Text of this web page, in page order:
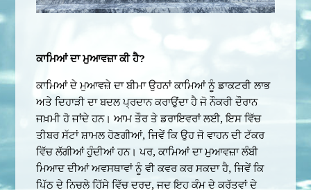
ਕਾਮਿਆਂ ਦਾ ਮੁਆਵਜ਼ਾ ਕੀ ਹੈ?
ਕਾਮਿਆਂ ਦੇ ਮੁਆਵਜ਼ੇ ਦਾ ਬੀਮਾ ਉਹਨਾਂ ਕਾਮਿਆਂ ਨੂੰ ਡਾਕਟਰੀ ਲਾਭ
ਅਤੇ ਦਿਹਾੜੀ ਦਾ ਬਦਲ ਪ੍ਰਦਾਨ ਕਰਾਉਂਦਾ ਹੈ ਜੋ ਨੌਕਰੀ ਦੌਰਾਨ
ਜਖ਼ਮੀ ਹੋ ਜਾਂਦੇ ਹਨ। ਆਮ ਤੌਰ ਤੇ ਡਰਾਇਵਰਾਂ ਲਈ, ਇਸ ਵਿੱਚ
ਤੀਬਰ ਸੱਟਾਂ ਸ਼ਾਮਲ ਹੋਣਗੀਆਂ, ਜਿਵੇਂ ਕਿ ਉਹ ਜੋ ਵਾਹਨ ਦੀ ਟੱਕਰ
ਵਿੱਚ ਲੱਗੀਆਂ ਹੁੰਦੀਆਂ ਹਨ। ਪਰ, ਕਾਮਿਆਂ ਦਾ ਮੁਆਵਜ਼ਾ ਲੰਬੀ
ਮਿਆਦ ਦੀਆਂ ਅਵਸਥਾਵਾਂ ਨੂੰ ਵੀ ਕਵਰ ਕਰ ਸਕਦਾ ਹੈ, ਜਿਵੇਂ ਕਿ
ਪਿੱਠ ਦੇ ਨਿਚਲੇ ਹਿੱਸੇ ਵਿੱਚ ਦਰਦ, ਜਦ ਇਹ ਕੰਮ ਦੇ ਕਰੱਤਵਾਂ ਦੇ